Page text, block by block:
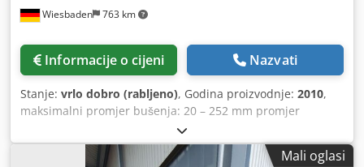
Wiesbaden 763 km
Informacije o cijeni Nazvati
Stanje: vrlo dobro (rabljeno), Godina proizvodnje: 2010,
maksimalni promjer bušenja: 20 – 252 mm promjer
bušenja u betonu: 20 – 202 mm Dksdpsznvrpefx Ahzjr broj
brzina: 3 električni priključak: 220 V, 2300 W težina: 7,4 kg
Mali oglasi